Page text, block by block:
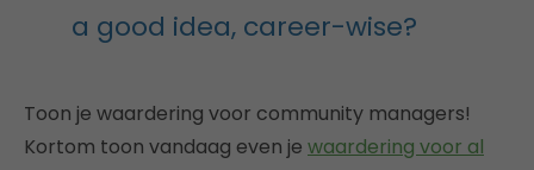
a good idea, career-wise?
Toon je waardering voor community managers!
Kortom toon vandaag even je waardering voor al